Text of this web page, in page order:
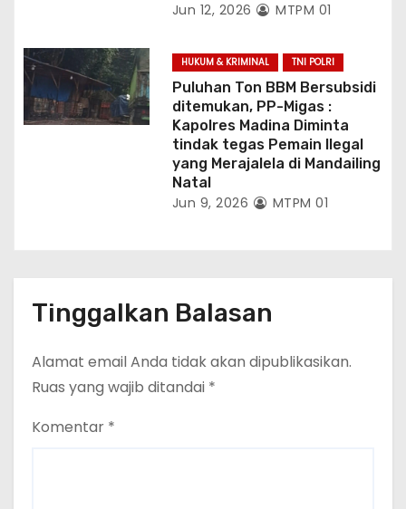
Jun 12, 2026 MTPM 01
HUKUM & KRIMINAL TNI POLRI
Puluhan Ton BBM Bersubsidi
ditemukan, PP-Migas :
Kapolres Madina Diminta
tindak tegas Pemain Ilegal
yang Merajalela di Mandailing
Natal
Jun 9, 2026 MTPM 01
Tinggalkan Balasan
Alamat email Anda tidak akan dipublikasikan.
Ruas yang wajib ditandai *
Komentar *